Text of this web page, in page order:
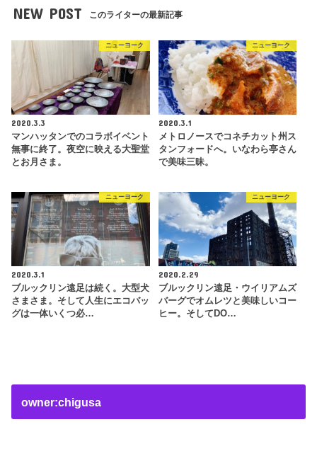
NEW POST このライターの最新記事
ニューヨーク
2020.3.3
マンハッタンでのコラボイベント
無事に終了。夜空に映える大聖堂
とお月さま。
ニューヨーク
2020.3.1
メトロノースでコネチカット州ス
タンフォードへ。いなわら亭さん
で美味三昧。
ニューヨーク
2020.3.1
ブルックリン遠足は続く。大型犬
さまさま。そして人生にエコバッ
グは一体いくつ必…
ニューヨーク
2020.2.29
ブルックリン遠足・ウイリアムズ
バーグでオムレツと美味しいコー
ヒー。そしてDO…
owner:chigusa